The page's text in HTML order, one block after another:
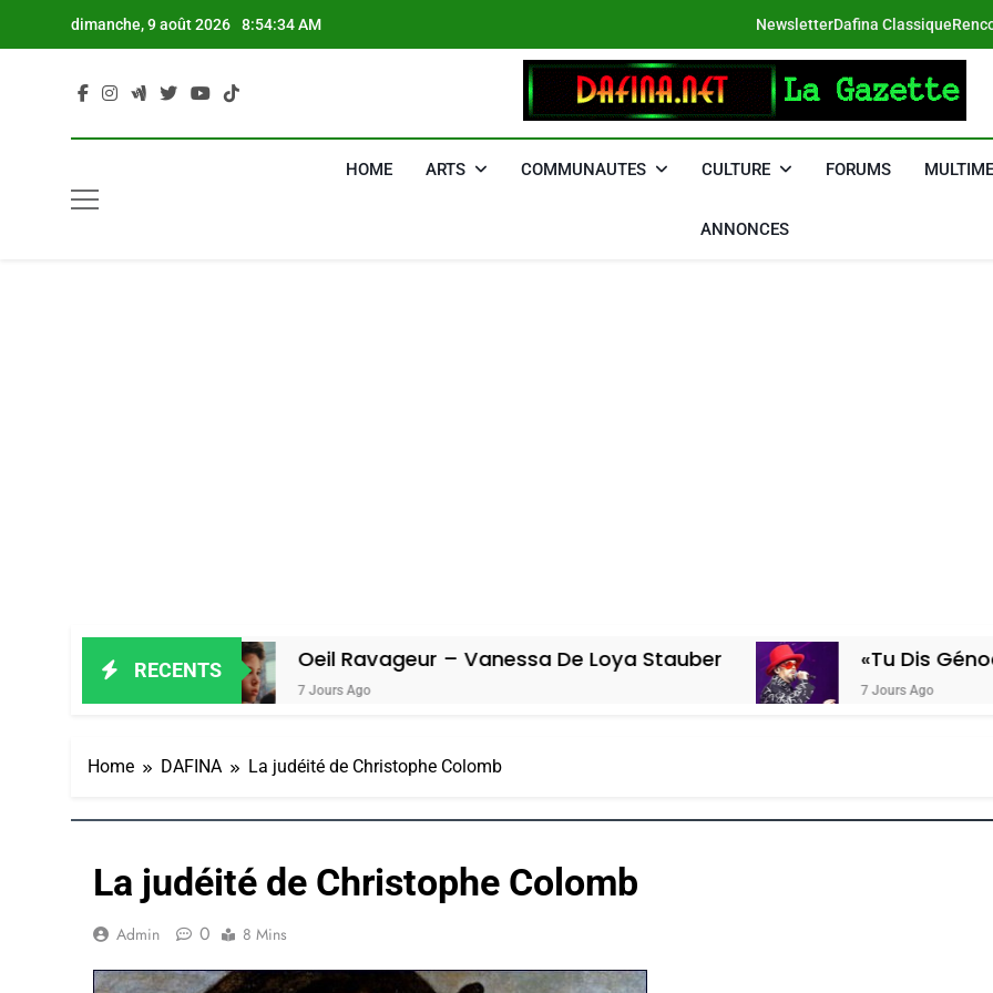
dimanche, 9 août 2026 8:54:35 AM NewsletterDafina Classique
DAFINA
HOME ARTS COMMUNAUTES CULTURE FORUMS
ANNONCES
RECENTS
Oeil Ravageur – Vanessa De Loya Stauber
7 Jours Ago
«Tu Dis Génocide, Je Dis
7 Jours Ago
Home DAFINA La judéité de Christophe Colomb
La judéité de Christophe Colomb
Admin 0 8 Mins